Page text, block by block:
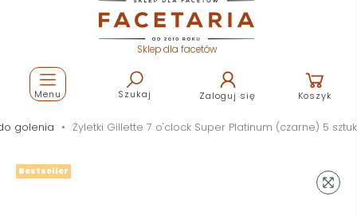
Sklep dla facetów
Szukaj Zaloguj się Koszyk
Menu
golenia Żyletki Gillette 7 o'clock Super Platinum (czarne) 5 sztuk
Bestseller